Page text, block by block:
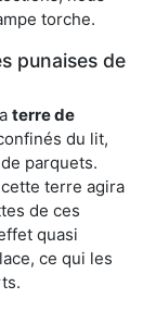
torche.
punaises de
terre de
du lit,
parquets.
terre agira
de ces
quasi
ce qui les